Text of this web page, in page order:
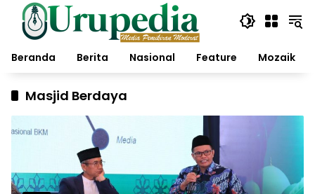
Langsung
konten
Beranda
Berita Nasional Feature Mozaik
Masjid Berdaya